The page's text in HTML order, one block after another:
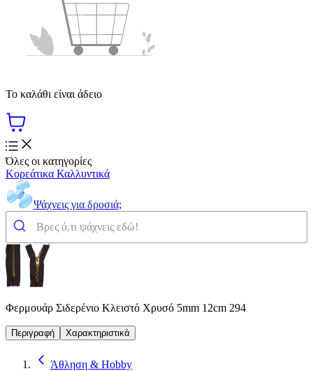
Το καλάθι είναι άδειο
Όλες οι κατηγορίες
Κορεάτικα Καλλυντικά
Ψάχνεις για δροσιά;
Φερμουάρ Σιδερένιο Κλειστό Χρυσό 5mm 12cm 294
Περιγραφή Χαρακτηριστικά
Άθληση & Hobby